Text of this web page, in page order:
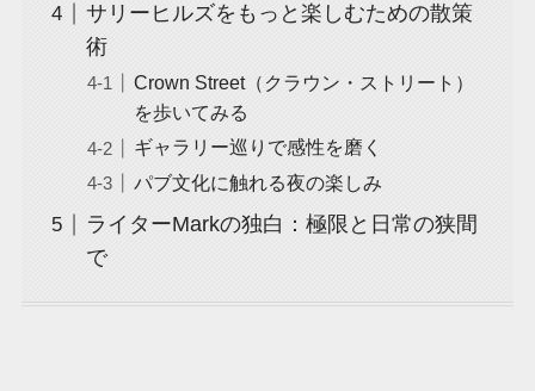
サリーヒルズをもっと楽しむための散策
術
Crown Street（クラウン・ストリート）
を歩いてみる
ギャラリー巡りで感性を磨く
パブ文化に触れる夜の楽しみ
ライターMarkの独白：極限と日常の狭間
で